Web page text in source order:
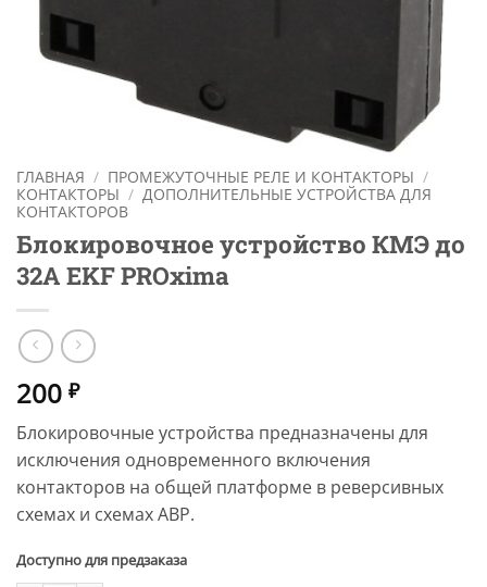
ГЛАВНАЯ / ПРОМЕЖУТОЧНЫЕ РЕЛЕ И КОНТАКТОРЫ /
КОНТАКТОРЫ / ДОПОЛНИТЕЛЬНЫЕ УСТРОЙСТВА ДЛЯ
КОНТАКТОРОВ
Блокировочное уcтройство КМЭ до
32А EKF PROxima
200 ₽
Блокировочные устройства предназначены для
исключения одновременного включения
контакторов на общей платформе в реверсивных
схемах и схемах АВР.
Доступно для предзаказа